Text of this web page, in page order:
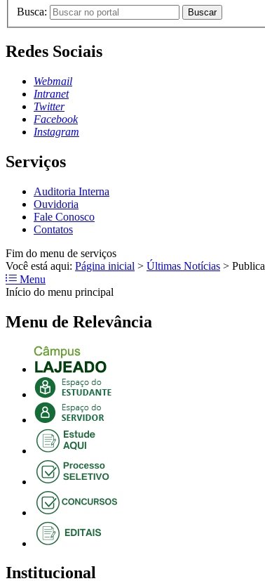
Busca: Buscar
Redes Sociais
Webmail
Intranet
Twitter
Facebook
Instagram
Serviços
Auditoria Interna
Ouvidoria
Fale Conosco
Contatos
Fim do menu de serviços
Você está aqui: Página inicial > Últimas Notícias >
Menu
Início do menu principal
Menu de Relevância
Institucional